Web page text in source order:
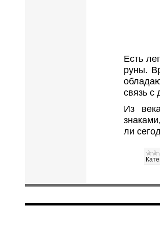
Есть
руны.
связь с
Из
ли